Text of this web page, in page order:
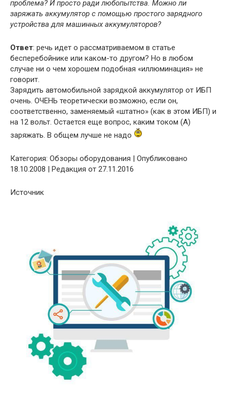
проблема? И просто ради любопытства. Можно ли
заряжать аккумулятор с помощью простого зарядного
устройства для машинных аккумуляторов?
Ответ: речь идет о рассматриваемом в статье
бесперебойнике или каком-то другом? Но в любом
случае ни о чем хорошем подобная «иллюминация» не
говорит.
Зарядить автомобильной зарядкой аккумулятор от ИБП
очень. ОЧЕНЬ теоретически возможно, если он,
соответственно, заменяемый «штатно» (как в этом ИБП) и
на 12 вольт. Остается еще вопрос, каким током (А)
заряжать. В общем лучше не надо
Категория: Обзоры оборудования | Опубликовано
18.10.2008 | Редакция от 27.11.2016
Источник